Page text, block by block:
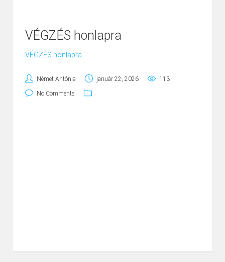
VÉGZÉS honlapra
VÉGZÉS honlapra
Német Antónia január 22, 2026 113
No Comments